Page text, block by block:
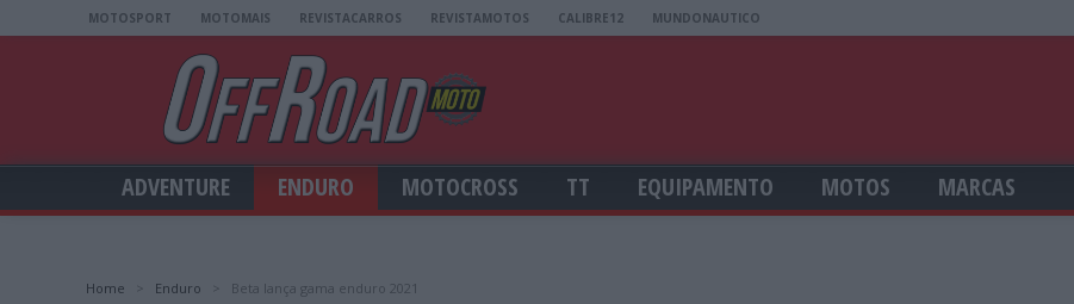
MOTOSPORT MOTOMAIS REVISTACARROS REVISTAMOTOS CALIBRE12 MUNDONAUTICO
ADVENTURE ENDURO MOTOCROSS TT EQUIPAMENTO MOTOS MARCAS
Home Enduro Beta lança gama enduro 2021